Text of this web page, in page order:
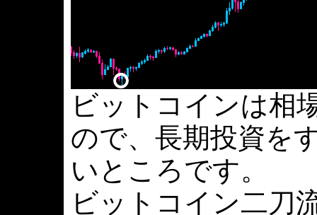
ビットコインは相
ので、長期投資を
いところです。
ビットコイン二刀